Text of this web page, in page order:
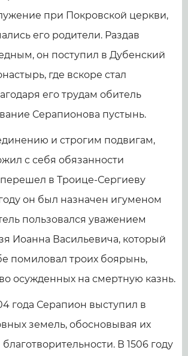
при Покровской церкви,
его родители. Раздав
он поступил в Дубенский
где вскоре стал
его трудам обитель
Серапионова пустынь.
и строгим подвигам,
с себя обязанности
перешел в Троице-Сергиеву
он был назначен игуменом
пользовался уважением
Иоанна Васильевича, который
помиловал троих боярынь,
осужденных на смертную казнь.
года Серапион выступил в
земель, обосновывая их
В 1506 году